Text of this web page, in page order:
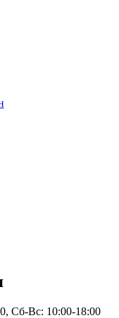
Сб-Вс: 10:00-18:00